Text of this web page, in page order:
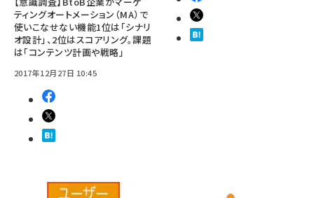
ティングオートメーション（MA）で
使いこなせない機能1位は「シナリ
オ設計」、2位はスコアリング。課題
は「コンテンツ計画や戦略」
2017年12月27日 10:45